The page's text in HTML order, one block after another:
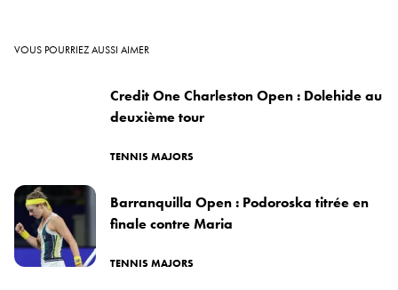
VOUS POURRIEZ AUSSI AIMER
Credit One Charleston Open : Dolehide au
deuxième tour
TENNIS MAJORS
Barranquilla Open : Podoroska titrée en
finale contre Maria
TENNIS MAJORS